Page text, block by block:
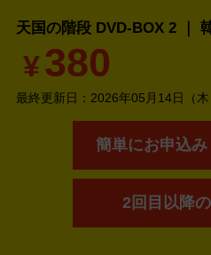
天国の階段 DVD-BOX 2 ｜
¥380
最終更新日： 2026年05月14日（木
簡単にお申込
2回目以降